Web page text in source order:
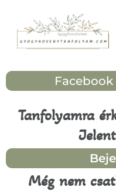
Tanfolyamra
Még nem